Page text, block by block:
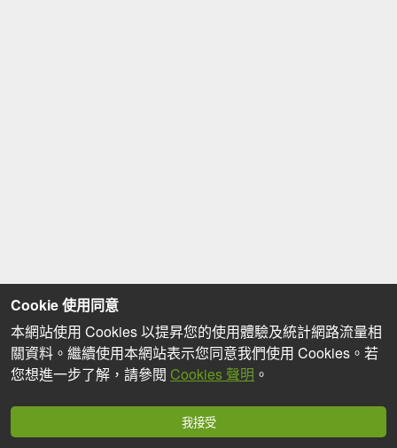
Cookie 使用同意
本網站使用 Cookies 以提昇您的使用體驗及統計網路流量相
關資料。繼續使用本網站表示您同意我們使用 Cookies。若
您想進一步了解，請參閱 Cookies 聲明 。
我接受